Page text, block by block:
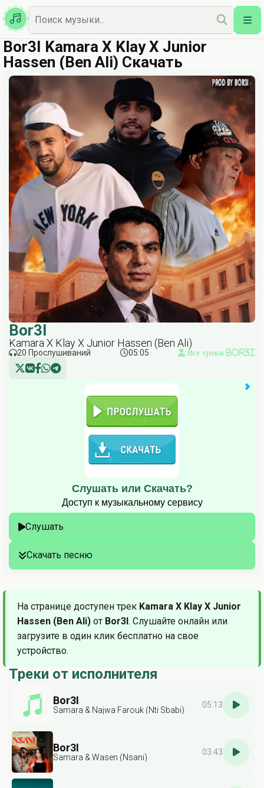
Казахская
Наш Топ
Bor3I Kamara X Klay X Junior
Hassen (Ben Ali) Скачать
Bor3I
Kamara X Klay X Junior Hassen (Ben Ali)
20 Прослушиваний 05:05 Все треки Bor3I
Слушать или Скачать?
Доступ к музыкальному сервису
Слушать
Скачать песню
На странице доступен трек Kamara X Klay X Junior
Hassen (Ben Ali) от Bor3I. Слушайте онлайн или
загрузите в один клик бесплатно на свое
устройство.
Треки от исполнителя
Bor3I
Samara & Najwa Farouk (Nti Sbabi)
05:13
Bor3I
Samara & Wasen (Nsani)
03:43